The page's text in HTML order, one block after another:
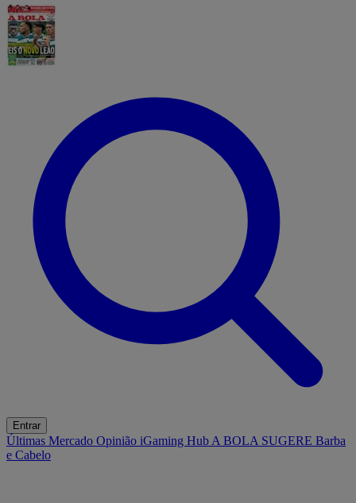
Entrar
Últimas Mercado Opinião iGaming Hub A BOLA SUGERE Barba
e Cabelo